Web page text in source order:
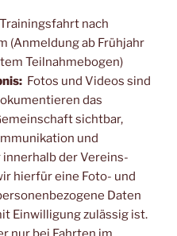
nach
(Anmeldung ab Frühjahr
Teilnahmebogen)
Fotos und Videos sind
das
sichtbar,
und
der Vereins-
hierfür eine Foto- und
Daten
Einwilligung zulässig ist.